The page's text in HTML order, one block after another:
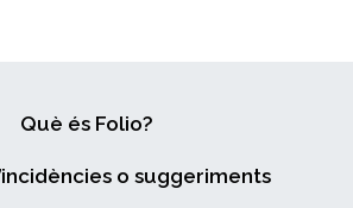
Què és Folio?
o suggeriments